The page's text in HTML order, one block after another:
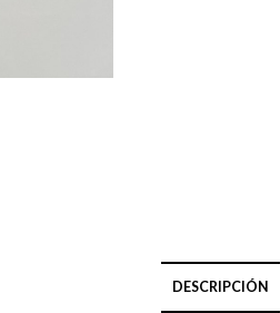
DESCRIPCIÓN